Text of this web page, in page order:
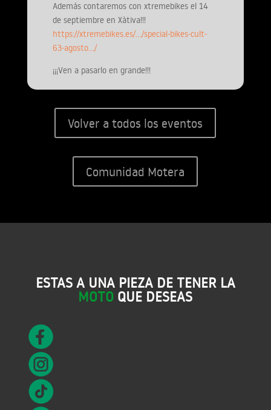
Además contaremos con xtremebikes el 14
de septiembre en Xàtiva!!!
https://xtremebikes.es/…/special-bikes-cult-
63-agosto…/
¡¡¡Ven a pasarlo en grande!!!
Volver a todos los eventos
Comunidad Motera
ESTAS A UNA PIEZA DE TENER LA
MOTO QUE DESEAS